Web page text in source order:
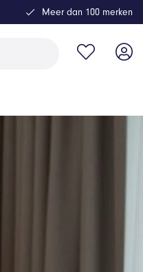
Meer dan 100 merken